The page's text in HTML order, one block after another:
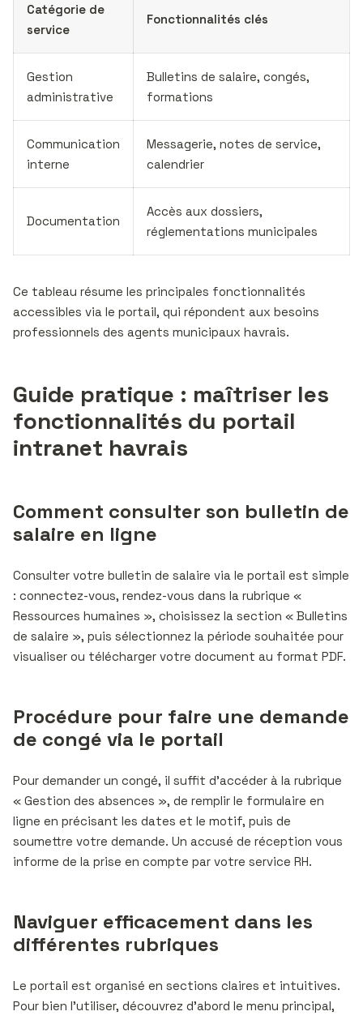
Catégorie de
service
Fonctionnalités clés
Gestion
administrative
Bulletins de salaire, congés,
formations
Communication
interne
Messagerie, notes de service,
calendrier
Documentation
Accès aux dossiers,
réglementations municipales
Ce tableau résume les principales fonctionnalités
accessibles via le portail, qui répondent aux besoins
professionnels des agents municipaux havrais.
Guide pratique : maîtriser les
fonctionnalités du portail
intranet havrais
Comment consulter son bulletin de
salaire en ligne
Consulter votre bulletin de salaire via le portail est simple
: connectez-vous, rendez-vous dans la rubrique «
Ressources humaines », choisissez la section « Bulletins
de salaire », puis sélectionnez la période souhaitée pour
visualiser ou télécharger votre document au format PDF.
Procédure pour faire une demande
de congé via le portail
Pour demander un congé, il suffit d’accéder à la rubrique
« Gestion des absences », de remplir le formulaire en
ligne en précisant les dates et le motif, puis de
soumettre votre demande. Un accusé de réception vous
informe de la prise en compte par votre service RH.
Naviguer efficacement dans les
différentes rubriques
Le portail est organisé en sections claires et intuitives.
Pour bien l’utiliser, découvrez d’abord le menu principal,